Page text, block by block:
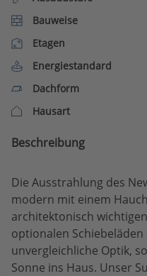
Bauweise
Etagen
Energiestandard
Dachform
Hausart
Beschreibung
Die Ausstrahlung des
modern mit einem
architektonisch
optionalen
unvergleichliche Optik,
Sonne ins Haus. Unser